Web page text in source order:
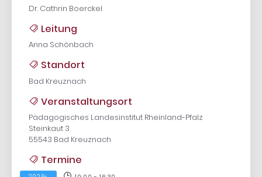
Dr. Cathrin Boerckel
Leitung
Anna Schönbach
Standort
Bad Kreuznach
Veranstaltungsort
Pädagogisches Landesinstitut Rheinland-Pfalz
Steinkaut 3
55543 Bad Kreuznach
Termine